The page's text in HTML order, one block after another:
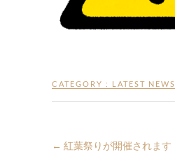
CATEGORY : LATEST NEWS
← 紅葉祭りが開催されます